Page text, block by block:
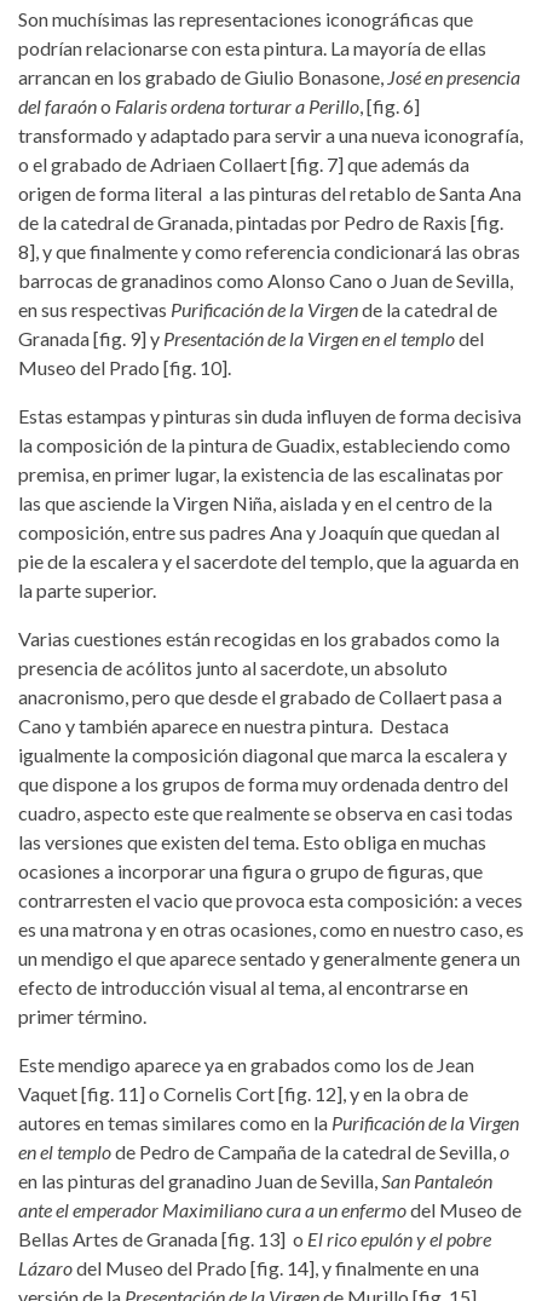
Son muchísimas las representaciones iconográficas que
podrían relacionarse con esta pintura. La mayoría de ellas
arrancan en los grabado de Giulio Bonasone, José en presencia
del faraóno Falaris ordena torturar a Perillo, [fig. 6]
transformado y adaptado para servir a una nueva iconografía,
o el grabado de Adriaen Collaert [fig. 7] que además da
origen de forma literal a las pinturas del retablo de Santa Ana
de la catedral de Granada, pintadas por Pedro de Raxis [fig.
8], y que finalmente y como referencia condicionará las obras
barrocas de granadinos como Alonso Cano o Juan de Sevilla,
en sus respectivas Purificación de la Virgende la catedral de
Granada [fig. 9] y Presentación de la Virgen en el templodel
Museo del Prado [fig. 10].
Estas estampas y pinturas sin duda influyen de forma decisiva
la composición de la pintura de Guadix, estableciendo como
premisa, en primer lugar, la existencia de las escalinatas por
las que asciende la Virgen Niña, aislada y en el centro de la
composición, entre sus padres Ana y Joaquín que quedan al
pie de la escalera y el sacerdote del templo, que la aguarda en
la parte superior.
Varias cuestiones están recogidas en los grabados como la
presencia de acólitos junto al sacerdote, un absoluto
anacronismo, pero que desde el grabado de Collaert pasa a
Cano y también aparece en nuestra pintura. Destaca
igualmente la composición diagonal que marca la escalera y
que dispone a los grupos de forma muy ordenada dentro del
cuadro, aspecto este que realmente se observa en casi todas
las versiones que existen del tema. Esto obliga en muchas
ocasiones a incorporar una figura o grupo de figuras, que
contrarresten el vacio que provoca esta composición: a veces
es una matrona y en otras ocasiones, como en nuestro caso, es
un mendigo el que aparece sentado y generalmente genera un
efecto de introducción visual al tema, al encontrarse en
primer término.
Este mendigo aparece ya en grabados como los de Jean
Vaquet [fig. 11] o Cornelis Cort [fig. 12], y en la obra de
autores en temas similares como en la Purificación de la Virgen
en el templode Pedro de Campaña de la catedral de Sevilla,o
en las pinturas del granadino Juan de Sevilla,San Pantaleón
ante el emperador Maximiliano cura a un enfermodel Museo de
Bellas Artes de Granada [fig. 13] o El rico epulón y el pobre
Lázarodel Museo del Prado [fig. 14], y finalmente en una